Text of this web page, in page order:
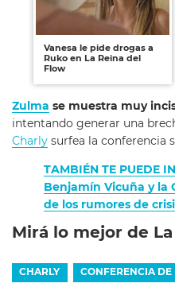
Vanesa le pide drogas a
Ruko en La Reina del
Flow
Zulma se muestra muy
intentando generar una
Charly surfea la conferencia
TAMBIÉN TE PUEDE
Benjamín Vicuña y la
de los rumores de
Mirá lo mejor de
CHARLY CONFERENCIA DE